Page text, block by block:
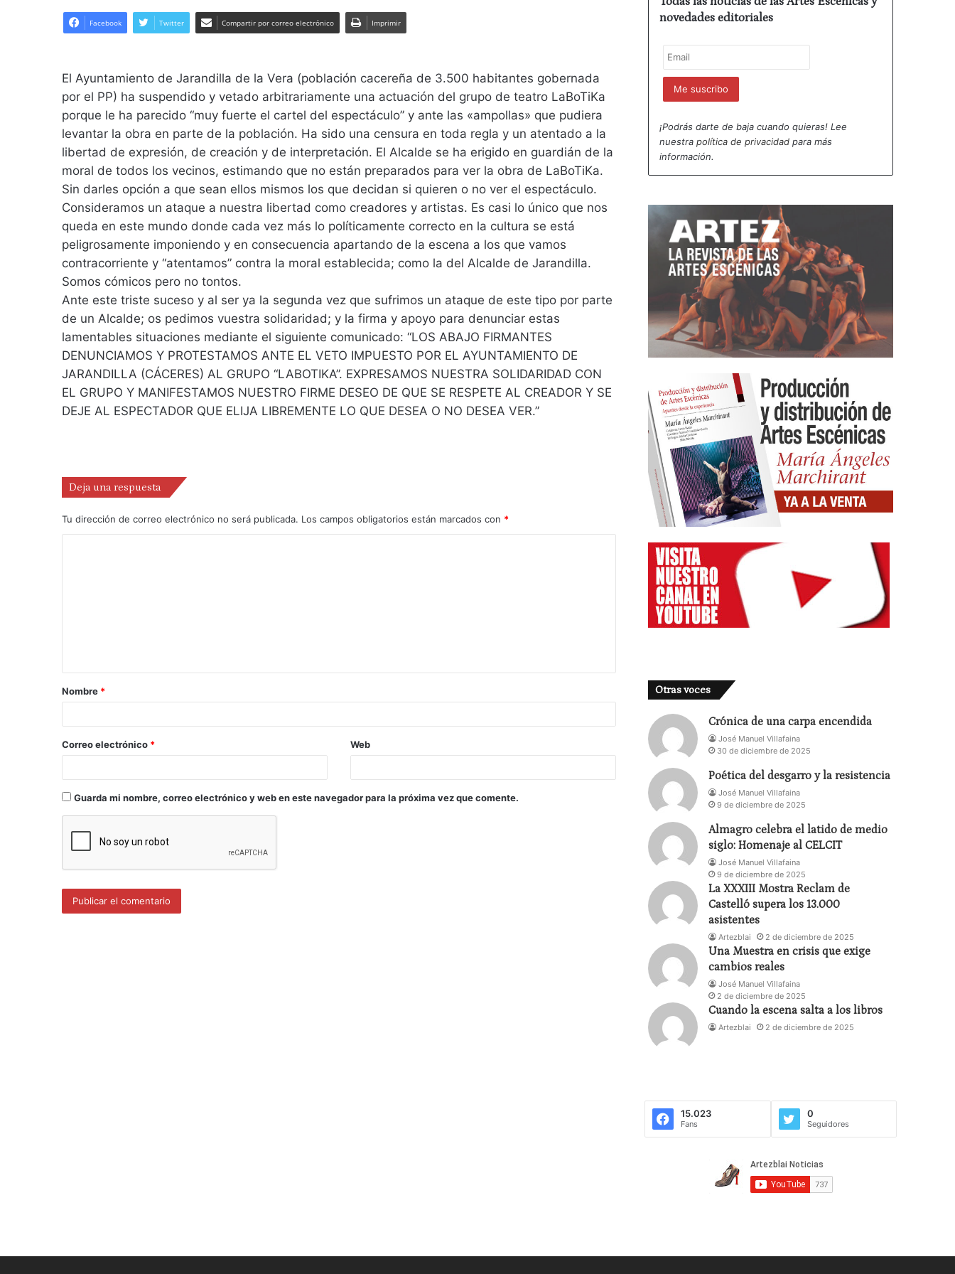
Facebook Twitter Compartir por correo electrónico Imprimir
El Ayuntamiento de Jarandilla de la Vera (población cacereña de 3.500 habitantes gobernada
por el PP) ha suspendido y vetado arbitrariamente una actuación del grupo de teatro LaBoTiKa
porque le ha parecido “muy fuerte el cartel del espectáculo” y ante las «ampollas» que pudiera
levantar la obra en parte de la población. Ha sido una censura en toda regla y un atentado a la
libertad de expresión, de creación y de interpretación. El Alcalde se ha erigido en guardián de la
moral de todos los vecinos, estimando que no están preparados para ver la obra de LaBoTiKa.
Sin darles opción a que sean ellos mismos los que decidan si quieren o no ver el espectáculo.
Consideramos un ataque a nuestra libertad como creadores y artistas. Es casi lo único que nos
queda en este mundo donde cada vez más lo políticamente correcto en la cultura se está
peligrosamente imponiendo y en consecuencia apartando de la escena a los que vamos
contracorriente y “atentamos” contra la moral establecida; como la del Alcalde de Jarandilla.
Somos cómicos pero no tontos.
Ante este triste suceso y al ser ya la segunda vez que sufrimos un ataque de este tipo por parte
de un Alcalde; os pedimos vuestra solidaridad; y la firma y apoyo para denunciar estas
lamentables situaciones mediante el siguiente comunicado: “LOS ABAJO FIRMANTES
DENUNCIAMOS Y PROTESTAMOS ANTE EL VETO IMPUESTO POR EL AYUNTAMIENTO DE
JARANDILLA (CÁCERES) AL GRUPO “LABOTIKA”. EXPRESAMOS NUESTRA SOLIDARIDAD CON
EL GRUPO Y MANIFESTAMOS NUESTRO FIRME DESEO DE QUE SE RESPETE AL CREADOR Y SE
DEJE AL ESPECTADOR QUE ELIJA LIBREMENTE LO QUE DESEA O NO DESEA VER.”
Deja una respuesta
Tu dirección de correo electrónico no será publicada. Los campos obligatorios están marcados con *
Nombre *
Correo electrónico * Web
Guarda mi nombre, correo electrónico y web en este navegador para la próxima vez que comente.
novedades editoriales
¡Podrás darte de baja cuando quieras! Lee
nuestrapolítica de privacidad para más
información.
Otras voces
Crónica de una carpa encendida
José Manuel Villafaina
30 de diciembre de 2025
Poética del desgarro y la resistencia
José Manuel Villafaina
9 de diciembre de 2025
Almagro celebra el latido de medio
siglo: Homenaje al CELCIT
José Manuel Villafaina
9 de diciembre de 2025
La XXXIII Mostra Reclam de
Castelló supera los 13.000
asistentes
Artezblai 2 de diciembre de 2025
Una Muestra en crisis que exige
cambios reales
José Manuel Villafaina
2 de diciembre de 2025
Cuando la escena salta a los libros
Artezblai 2 de diciembre de 2025
15.023
Fans
0
Seguidores